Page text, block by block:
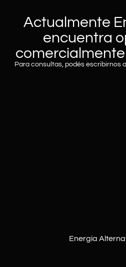
Actualmente
encuentra
Para consultas, podés escribirnos a
Energía